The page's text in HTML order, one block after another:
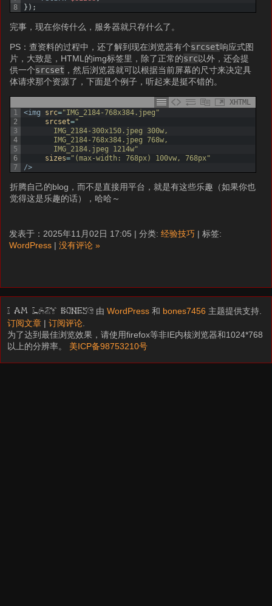
8
} ) ;
完事，现在你传什么，服务器就只存什么了。
PS：查资料的过程中，还了解到现在浏览器有个srcset响应式图
片，大致是，HTML的img标签里，除了正常的src以外，还会提
供一个srcset ，然后浏览器就可以根据当前屏幕的尺寸来决定具
体请求那个资源了，下面是个例子，听起来是挺不错的。
XHTML
1
2
3
4
5
6
7
<img src="IMG_2184-768x384.jpeg"
srcset="
IMG_2184-300x150.jpeg 300w,
IMG_2184-768x384.jpeg 768w,
IMG_2184.jpeg 1214w"
sizes="(max-width: 768px) 100vw, 768px"
/>
折腾自己的blog，而不是直接用平台，就是有这些乐趣（如果你也
觉得这是乐趣的话），哈哈～
发表于：2025年11月02日 17:05 | 分类: 经验技巧 | 标签:
WordPress | 没有评论 »
I am LAZY bones? 由WordPress 和 bones7456 主题提供支持.
订阅文章 |订阅评论
为了达到最佳浏览效果，请使用firefox等非IE内核浏览器和1024*768
以上的分辨率。 美ICP备98753210号